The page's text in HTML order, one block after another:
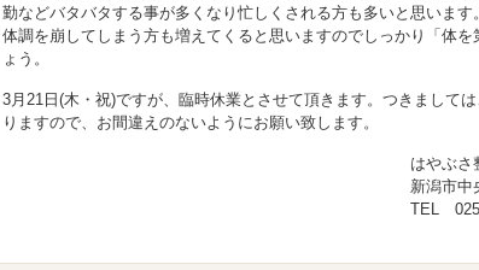
勤などバタバタする事が多くなり忙しくされる方も多いと思いま
体調を崩してしまう方も増えてくると思いますのでしっかり「体
ょう。
3月21日(木・祝)ですが、臨時休業とさせて頂きます。つきまして
りますので、お間違えのないようにお願い致します。
はやぶさ整体
新潟市中央区新和１－４
TEL 025-384-